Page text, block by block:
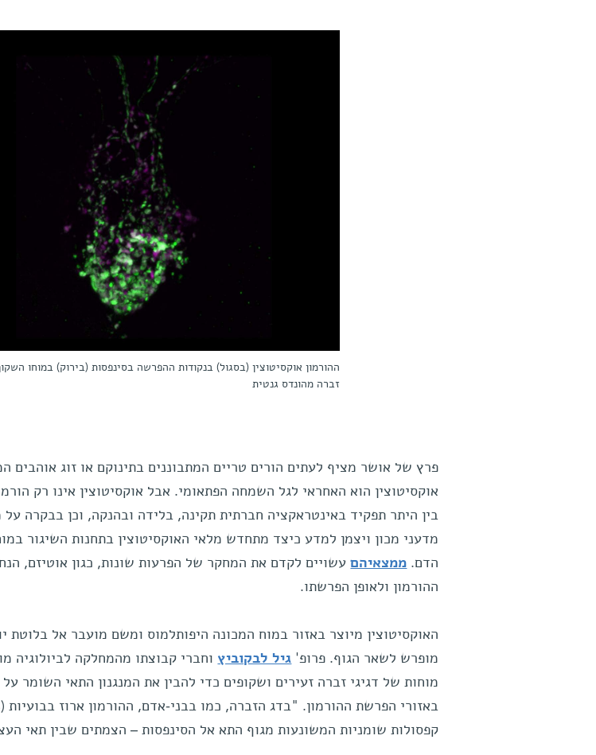
ההורמון אוקסיטוצין (בסגול) בנקודות ההפרשה בסינפסות (בירוק) במוחו
זברה מהונדס גנטית
פרץ של אושר מציף לעתים הורים טריים המתבוננים בתינוקם או זוג אוהבים
אוקסיטוצין הוא האחראי לגל השמחה הפתאומי. אבל אוקסיטוצין אינו רק
בין היתר תפקיד באינטראקציה חברתית תקינה, בלידה ובהנקה, וכן בבקרה על
מדעני מכון ויצמן למדע כיצד מתחדש מלאי האוקסיטוצין בתחנות השיגור
הדם. ממצאיהםעשויים לקדם את המחקר של הפרעות שונות, כגון אוטיזם,
ההורמון ולאופן הפרשתו.
האוקסיטוצין מיוצר באזור במוח המכונה היפותלמוס ומשם מועבר אל בלוטת
מופרש לשאר הגוף. פרופ' גיל לבקוביץ וחברי קבוצתו מהמחלקה לביולוגיה
מוחות של דגיגי זברה זעירים ושקופים כדי להבין את המנגנון התאי השומר
קפסולות שומניות המשונעות מגוף התא אל הסינפסות – הצמתים שבין תאי